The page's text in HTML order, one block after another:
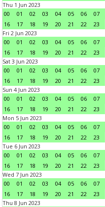
Thu 1 Jun 2023
00
01 02 03 04 05 06 07
16
17 18 19 20 21 22
23
Fri 2 Jun 2023
00
01 02 03 04 05 06 07
16
17 18 19 20 21 22
23
Sat 3 Jun 2023
00
01 02 03 04 05 06 07
16
17 18 19 20 21 22
23
Sun 4 Jun 2023
00
01 02 03 04 05 06 07
16
17 18 19 20 21 22
23
Mon 5 Jun 2023
00
01 02 03 04 05 06 07
16
17 18 19 20 21 22
23
Tue 6 Jun 2023
00
01 02 03 04 05 06 07
16
17 18 19 20 21 22
23
Wed 7 Jun 2023
00
01 02 03 04 05 06 07
16
17 18 19 20 21 22
23
Thu 8 Jun 2023